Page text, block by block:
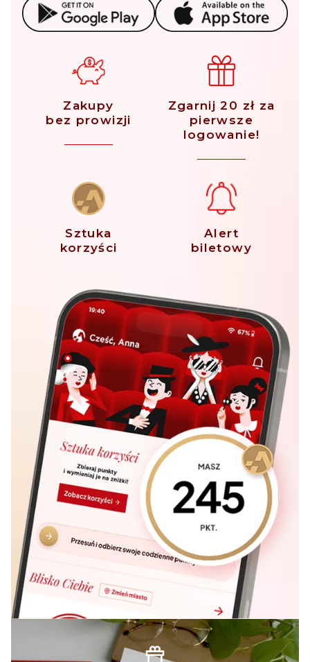
Zakupy
bez prowizji
Zgarnij 20 zł za
pierwsze
logowanie!
Sztuka
korzyści
Alert
biletowy